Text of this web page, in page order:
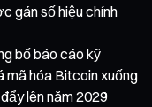
gán số hiệu chính
bố báo cáo kỹ
mã hóa Bitcoin xuống
lên năm 2029